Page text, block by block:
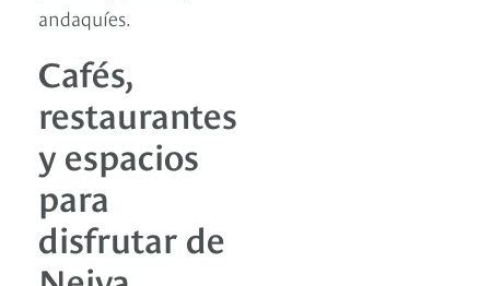
andaquíes.
Cafés,
restaurantes
y espacios
para
disfrutar de